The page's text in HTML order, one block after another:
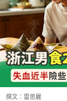
撰文： 雷思麗